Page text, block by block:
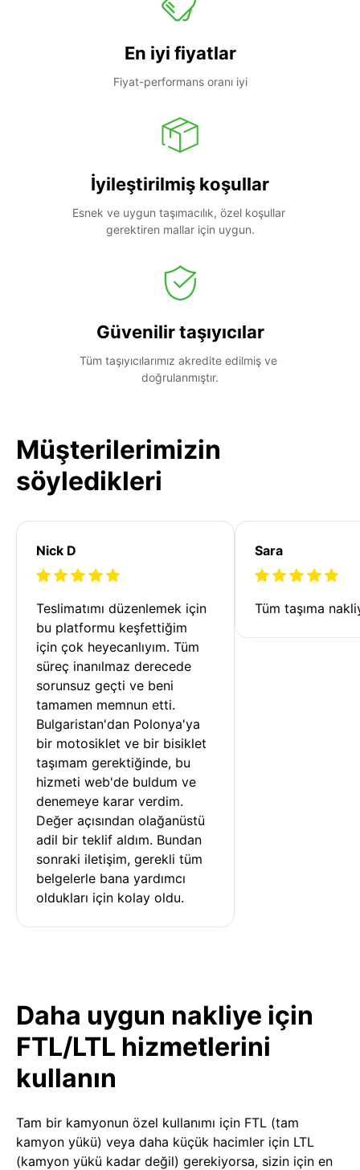
En iyi fiyatlar
Fiyat-performans oranı iyi
İyileştirilmiş koşullar
Esnek ve uygun taşımacılık, özel koşullar
gerektiren mallar için uygun.
Güvenilir taşıyıcılar
Tüm taşıyıcılarımız akredite edilmiş ve
doğrulanmıştır.
Müşterilerimizin
söyledikleri
Nick D
Teslimatımı düzenlemek için
bu platformu keşfettiğim
için çok heyecanlıyım. Tüm
süreç inanılmaz derecede
sorunsuz geçti ve beni
tamamen memnun etti.
Bulgaristan'dan Polonya'ya
bir motosiklet ve bir bisiklet
taşımam gerektiğinde, bu
hizmeti web'de buldum ve
denemeye karar verdim.
Değer açısından olağanüstü
adil bir teklif aldım. Bundan
sonraki iletişim, gerekli tüm
belgelerle bana yardımcı
oldukları için kolay oldu.
Sara
Tüm taşıma
Daha uygun nakliye için
FTL/LTL hizmetlerini
kullanın
Tam bir kamyonun özel kullanımı için FTL (tam
kamyon yükü) veya daha küçük hacimler için LTL
(kamyon yükü kadar değil) gerekiyorsa, sizin için en